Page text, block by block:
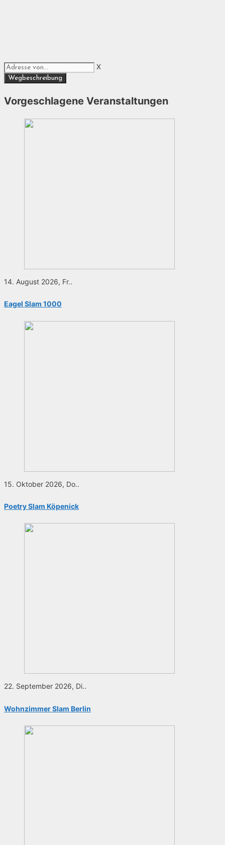
X
Vorgeschlagene Veranstaltungen
14. August 2026, Fr..
Eagel Slam 1000
15. Oktober 2026, Do..
Poetry Slam Köpenick
22. September 2026, Di..
Wohnzimmer Slam Berlin